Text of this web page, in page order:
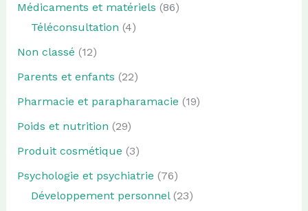
Médicaments et matériels (86)
Téléconsultation (4)
Non classé (12)
Parents et enfants (22)
Pharmacie et parapharamacie (19)
Poids et nutrition (29)
Produit cosmétique (3)
Psychologie et psychiatrie (76)
Développement personnel(23)